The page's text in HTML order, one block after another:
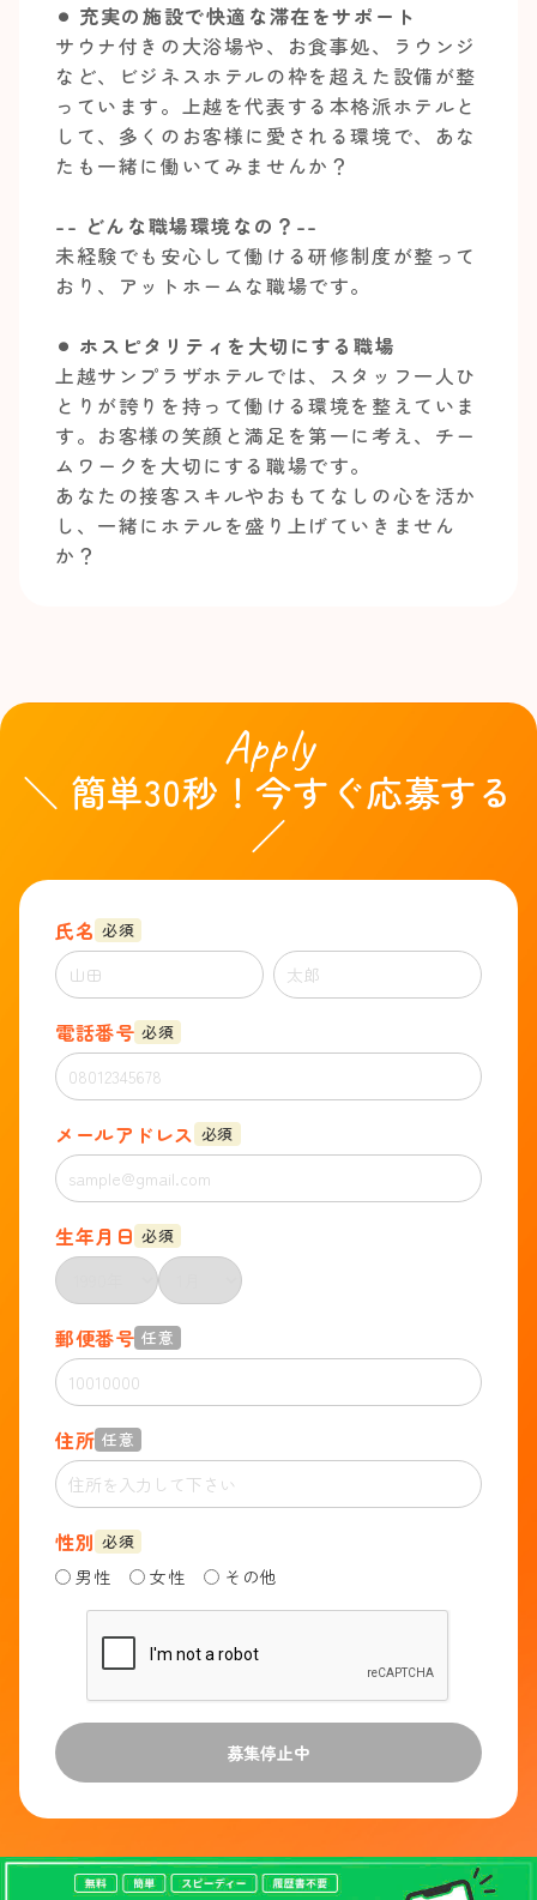
⚫︎ 充実の施設で快適な滞在をサポート
サウナ付きの大浴場や、お食事処、ラウンジ
など、ビジネスホテルの枠を超えた設備が整
っています。上越を代表する本格派ホテルと
して、多くのお客様に愛される環境で、あな
たも一緒に働いてみませんか？
-- どんな職場環境なの？--
未経験でも安心して働ける研修制度が整って
おり、アットホームな職場です。
⚫︎ ホスピタリティを大切にする職場
上越サンプラザホテルでは、スタッフ一人ひ
とりが誇りを持って働ける環境を整えていま
す。お客様の笑顔と満足を第一に考え、チー
ムワークを大切にする職場です。
あなたの接客スキルやおもてなしの心を活か
し、一緒にホテルを盛り上げていきません
か？
Apply
＼ 簡単30秒！今すぐ応募する
／
氏名 必須
電話番号 必須
メールアドレス 必須
生年月日 必須
郵便番号 任意
住所 任意
性別 必須
男性 女性 その他
募集停止中